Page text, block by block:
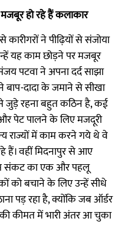
हो रहे हैं कलाकार
कारीगरों ने पीढ़ियों से संजोया
यह काम छोड़ने पर मजबूर
पटवा ने अपना दर्द साझा
दादा के जमाने से सीखा
जुड़े रहना बहुत कठिन है, कई
पेट पालने के लिए मजदूरी
राज्यों में काम करने गये थे वे
हैं। वहीं मिदनापुर से आए
संकट का एक और पहलू
को बचाने के लिए उन्हें सीधे
पड़ रहा है, क्योंकि जब ऑर्डर
कीमत में भारी अंतर आ चुका